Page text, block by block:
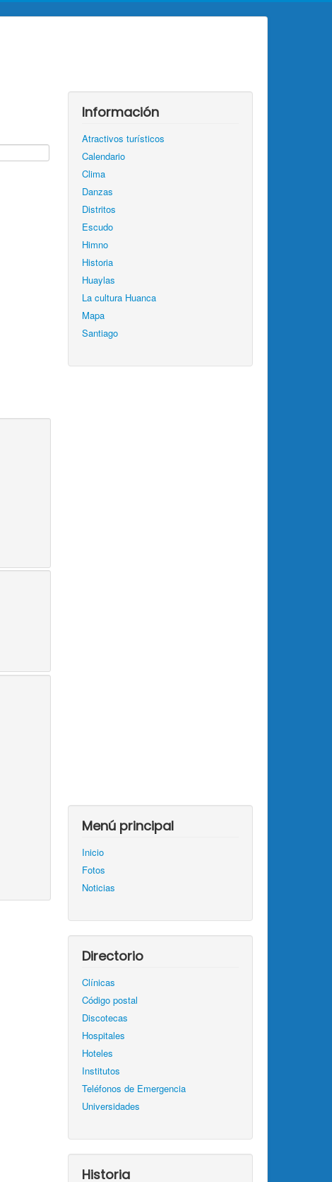
Información
Atractivos turísticos
Calendario
Clima
Danzas
Distritos
Escudo
Himno
Historia
Huaylas
La cultura Huanca
Mapa
Santiago
Menú principal
Inicio
Fotos
Noticias
Directorio
Clínicas
Código postal
Discotecas
Hospitales
Hoteles
Institutos
Teléfonos de Emergencia
Universidades
Historia